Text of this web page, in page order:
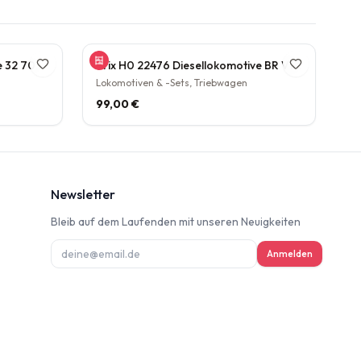
Gützhold 52 Dampflokomotive 32 700 DB Tender Epoche III DC NEM H0 1:87 Trix H0 22476 Diesellokomotive BR V160 003 DB NEM Epoche IV H0 1:87
Lokomotiven & -Sets, Triebwagen
99,00 €
Newsletter
Bleib auf dem Laufenden mit unseren Neuigkeiten
Anmelden